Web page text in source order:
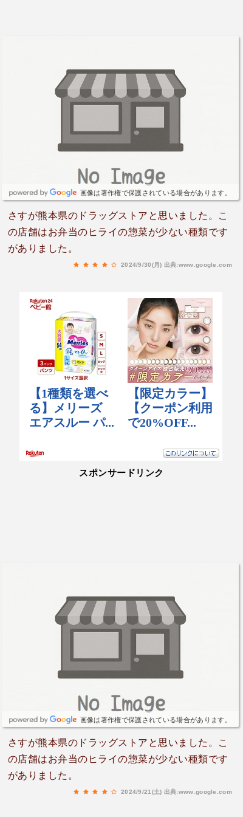
画像は著作権で保護されている場合があります。
さすが熊本県のドラッグストアと思いました。こ
の店舗はお弁当のヒライの惣菜が少ない種類です
がありました。
2024/9/30(月) 出典:www.google.com
スポンサードリンク
画像は著作権で保護されている場合があります。
さすが熊本県のドラッグストアと思いました。こ
の店舗はお弁当のヒライの惣菜が少ない種類です
がありました。
2024/9/21(土) 出典:www.google.com